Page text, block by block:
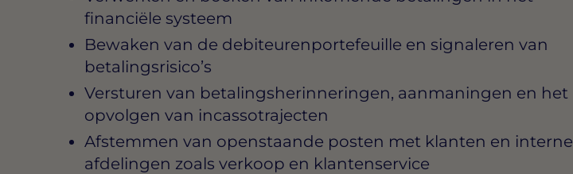
financiële systeem
Bewaken van de debiteurenportefeuille en signaleren van
betalingsrisico’s
Versturen van betalingsherinneringen, aanmaningen en het
opvolgen van incassotrajecten
Afstemmen van openstaande posten met klanten en interne
afdelingen zoals verkoop en klantenservice